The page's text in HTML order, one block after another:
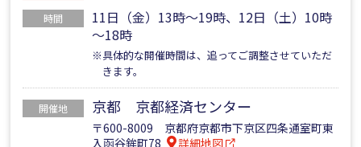
時間
11日（金）13時～19時、12日（土）10時
～18時
※具体的な開催時間は、追ってご調整させていただ
きます。
開催地 京都 京都経済センター
〒600-8009 京都府京都市下京区四条通室町東
入函谷鉾町78
詳細地図